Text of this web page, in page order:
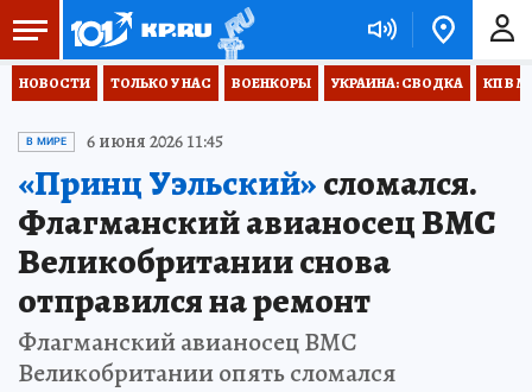
НОВОСТИ ТОЛЬКО У НАС ВОЕНКОРЫ УКРАИНА: СВОДКА КП В
В МИРЕ 6 июня 2026 11:45
«Принц Уэльский»сломался.
Флагманский авианосец ВМС
Великобритании снова
отправился на ремонт
Флагманский авианосец ВМС
Великобритании опять сломался